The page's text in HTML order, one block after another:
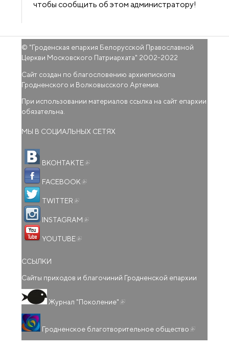
чтобы сообщить об этом администратору!
© "Гроденская епархия Белорусской Православной
Церкви Московского Патриархата" 2002-2022
Сайт создан по благословению архиепископа
Гродненского и Волковысского Артемия.
При использовании материалов ссылка на сайт епархии
обязательна.
МЫ В СОЦИАЛЬНЫХ СЕТЯХ
ВКОНТАКТЕ
FACEBOOK
TWITTER
INSTAGRAM
YOUTUBE
ССЫЛКИ
Сайты приходов и благочиний Гродненской епархии
Журнал "Поколение"
Гродненское благотворительное общество ссылка)